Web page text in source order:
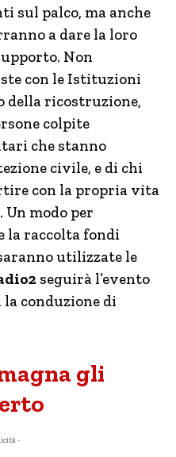
sul palco, ma anche
a dare la loro
Non
con le Istituzioni
della ricostruzione,
colpite
che stanno
civile, e di chi
con la propria vita
modo per
la raccolta fondi
utilizzate le
seguirà l’evento
conduzione di
gli
-